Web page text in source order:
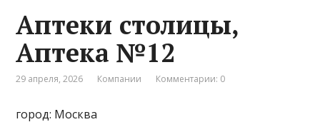
Аптеки столицы,
Аптека №12
29 апреля, 2026 Компании Комментарии: 0
город: Москва